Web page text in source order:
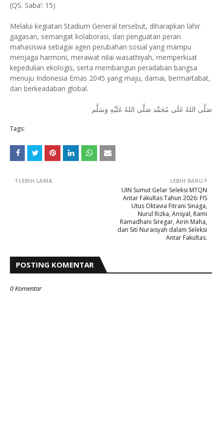
(QS. Saba’: 15)
Melalui kegiatan Stadium General tersebut, diharapkan lahir
gagasan, semangat kolaborasi, dan penguatan peran
mahasiswa sebagai agen perubahan sosial yang mampu
menjaga harmoni, merawat nilai wasathiyah, memperkuat
kepedulian ekologis, serta membangun peradaban bangsa
menuju Indonesia Emas 2045 yang maju, damai, bermartabat,
dan berkeadaban global.
صَلَّى اللهُ عَلَى مُحَمَّد صَلَّى اللهُ عَلَيْهِ وَسَلَّم
Tags:
LEBIH BARU
UIN Sumut Gelar Seleksi MTQN
Antar Fakultas Tahun 2026: FIS
Utus Oktavia Fitrani Sinaga,
Nurul Rizka, Ansyal, Rami
Ramadhani Siregar, Airin Maha,
dan Siti Nuraisyah dalam Seleksi
Antar Fakultas.
LEBIH LAMA
POSTING KOMENTAR
0 Komentar